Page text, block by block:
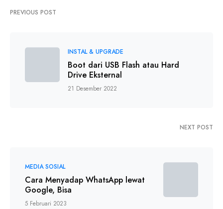
PREVIOUS POST
INSTAL & UPGRADE
Boot dari USB Flash atau Hard
Drive Eksternal
21 Desember 2022
NEXT POST
MEDIA SOSIAL
Cara Menyadap WhatsApp lewat
Google, Bisa
5 Februari 2023